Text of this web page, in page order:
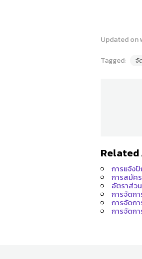
Updated on
Tagged:
จั
การแจ้ง
การสมัค
อัตราส่ว
การจัดก
การจัดก
การจัดก